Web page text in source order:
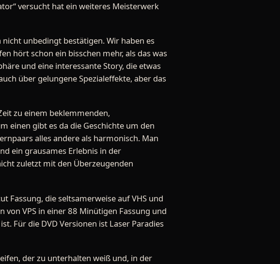
versucht hat ein weiteres Meisterwerk
unbedingt bestätigen. Wir haben es
hört schon ein bisschen mehr, als das was
und eine interessante Story, die etwas
über gelungene Spezialeffekte, aber das
zu einem beklemmenden,
einen gibt es da die Geschichte um den
alles andere als harmonisch. Man
ein grausames Erlebnis in der
zuletzt mit den Überzeugenden
Fassung, die seltsamerweise auf VHS und
von VPS in einer 88 Minütigen Fassung und
Für die DVD Versionen ist Laser Paradies
der zu unterhalten weiß und, in der